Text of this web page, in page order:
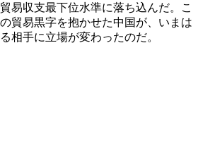
易収支最下位水準に落ち込んだ。こ
貿易黒字を抱かせた中国が、いまは
相手に立場が変わったのだ。